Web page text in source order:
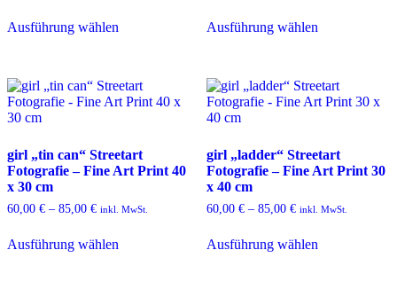
Ausführung wählenProdukt
auf.
Die
auf
der
gewählt
Ausführung wählenProdukt
auf.
Die
auf
der
gewählt
girl „tin can“ Streetart
Fotografie – Fine Art Print 40
x 30 cm
60,00 € – 85,00 € inkl. MwSt.
Ausführung wählenProdukt
girl „ladder“ Streetart
Fotografie – Fine Art Print 30
x 40 cm
60,00 €– 85,00 € inkl. MwSt.
Ausführung wählenProdukt